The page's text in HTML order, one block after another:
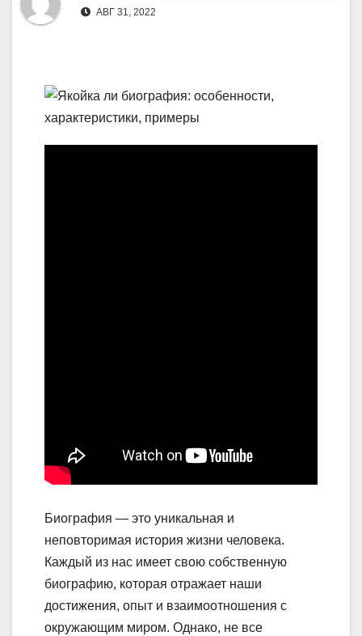
АВГ 31, 2022
Биография — это уникальная и
неповторимая история жизни человека.
Каждый из нас имеет свою собственную
биографию, которая отражает наши
достижения, опыт и взаимоотношения с
окружающим миром. Однако, не все